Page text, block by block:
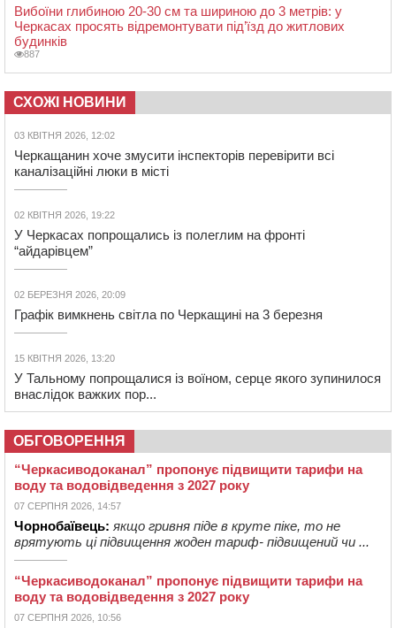
Вибоїни глибиною 20-30 см та шириною до 3 метрів: у
Черкасах просять відремонтувати під’їзд до житлових
будинків
887
СХОЖІ НОВИНИ
03 КВІТНЯ 2026, 12:02
Черкащанин хоче змусити інспекторів перевірити всі
каналізаційні люки в місті
02 КВІТНЯ 2026, 19:22
У Черкасах попрощались із полеглим на фронті
“айдарівцем”
02 БЕРЕЗНЯ 2026, 20:09
Графік вимкнень світла по Черкащині на 3 березня
15 КВІТНЯ 2026, 13:20
У Тальному попрощалися із воїном, серце якого зупинилося
внаслідок важких пор...
ОБГОВОРЕННЯ
“Черкасиводоканал” пропонує підвищити тарифи на
воду та водовідведення з 2027 року
07 СЕРПНЯ 2026, 14:57
Чорнобаївець: якщо гривня піде в круте піке, то не
врятують ці підвищення жоден тариф- підвищений чи ...
“Черкасиводоканал” пропонує підвищити тарифи на
воду та водовідведення з 2027 року
07 СЕРПНЯ 2026, 10:56